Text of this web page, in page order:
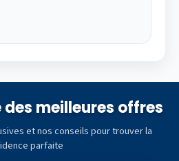
meilleures offres
et nos conseils pour trouver la
parfaite